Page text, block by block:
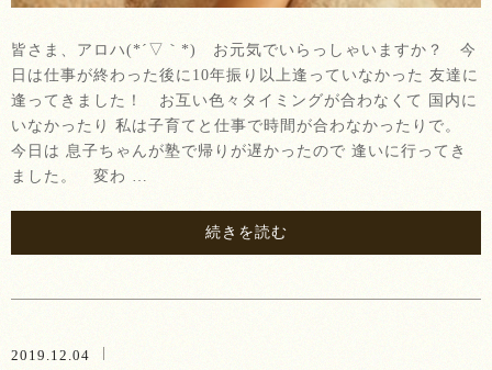
皆さま、アロハ(*´▽｀*) お元気でいらっしゃいますか？ 今
日は仕事が終わった後に10年振り以上逢っていなかった 友達に
逢ってきました！ お互い色々タイミングが合わなくて 国内に
いなかったり 私は子育てと仕事で時間が合わなかったりで。
今日は 息子ちゃんが塾で帰りが遅かったので 逢いに行ってき
ました。 変わ …
続きを読む
2019.12.04